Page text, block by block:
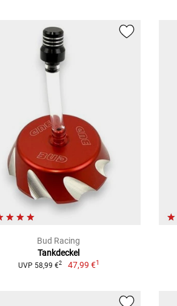
Bud Racing
Tankdeckel
UVP 58,99 €2 47,99 €1